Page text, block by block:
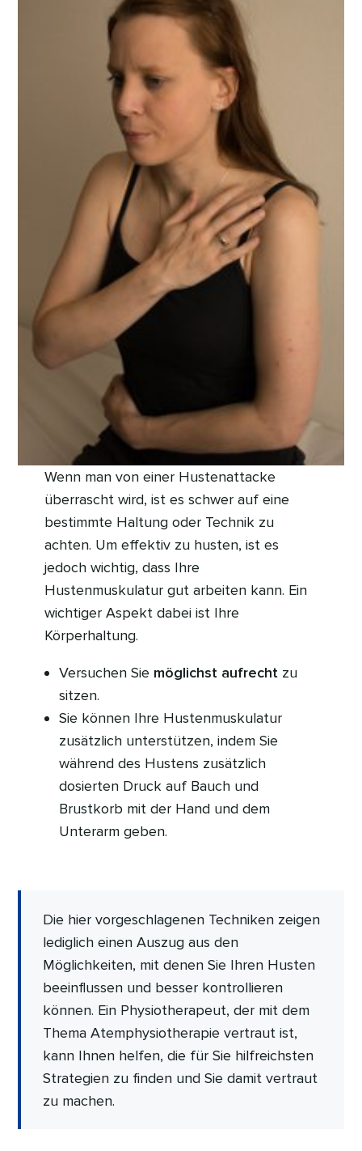
Wenn man von einer Hustenattacke
überrascht wird, ist es schwer auf eine
bestimmte Haltung oder Technik zu
achten. Um effektiv zu husten, ist es
jedoch wichtig, dass Ihre
Hustenmuskulatur gut arbeiten kann. Ein
wichtiger Aspekt dabei ist Ihre
Körperhaltung.
Versuchen Sie möglichst aufrechtzu
sitzen.
Sie können Ihre Hustenmuskulatur
zusätzlich unterstützen, indem Sie
während des Hustens zusätzlich
dosierten Druck auf Bauch und
Brustkorb mit der Hand und dem
Unterarm geben.
Die hier vorgeschlagenen Techniken zeigen
lediglich einen Auszug aus den
Möglichkeiten, mit denen Sie Ihren Husten
beeinflussen und besser kontrollieren
können. Ein Physiotherapeut, der mit dem
Thema Atemphysiotherapie vertraut ist,
kann Ihnen helfen, die für Sie hilfreichsten
Strategien zu finden und Sie damit vertraut
zu machen.